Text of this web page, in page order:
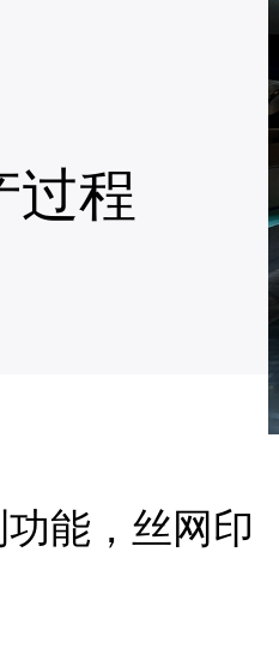
过程
能，丝网印